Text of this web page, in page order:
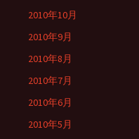
2010年10月
2010年9月
2010年8月
2010年7月
2010年6月
2010年5月